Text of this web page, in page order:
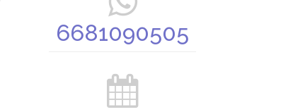
6681090505